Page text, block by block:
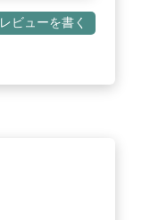
レビューを書く